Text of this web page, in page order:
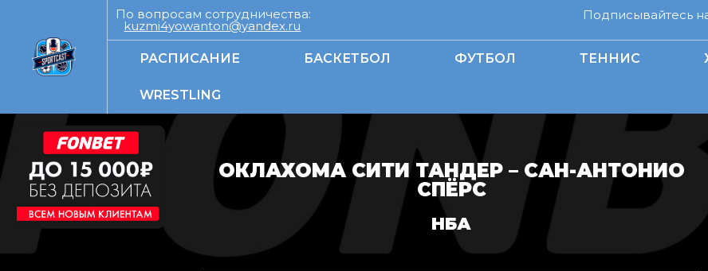
По вопросам сотрудничества:
kuzmi4yowanton@yandex.ru
Подписывайтесь
РАСПИСАНИЕ БАСКЕТБОЛ ФУТБОЛ ТЕННИС
WRESTLING
ОКЛАХОМА СИТИ ТАНДЕР – САН-АНТОНИО
СПЁРС
НБА